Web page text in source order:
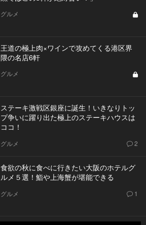
グルメ
王道の極上肉×ワインで攻めてくる港区界
隈の名店6軒
グルメ
ステーキ激戦区銀座に誕生！いきなりトッ
プ争いに躍り出た極上のステーキハウスは
ココ！
グルメ 2
食欲の秋に食べに行きたい大阪のホテルグ
ルメ５選！鮨や上海蟹が堪能できる
グルメ 1